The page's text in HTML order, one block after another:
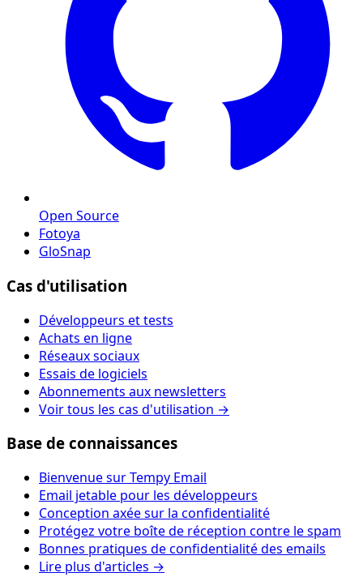
Open Source
Fotoya
GloSnap
Cas d'utilisation
Développeurs et tests
Achats en ligne
Réseaux sociaux
Essais de logiciels
Abonnements aux newsletters
Voir tous les cas d'utilisation →
Base de connaissances
Bienvenue sur Tempy Email
Email jetable pour les développeurs
Conception axée sur la confidentialité
Protégez votre boîte de réception contre le spam
Bonnes pratiques de confidentialité des emails
Lire plus d'articles →